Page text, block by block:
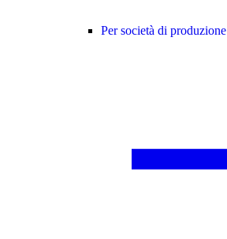
Per società di produzione